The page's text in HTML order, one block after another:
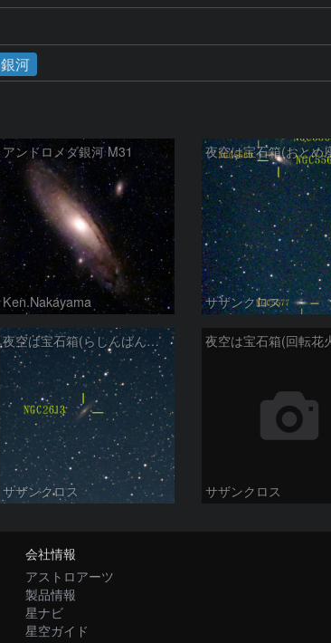
銀河
アンドロメダ銀河 M31
Ken.Nakayama サザンクロス
夜空は宝石箱(らしんばん座 NGC2613) Seestar50
サザンクロス サザンクロス
会社情報
アストロアーツ
製品情報
星ナビ
星空ガイド